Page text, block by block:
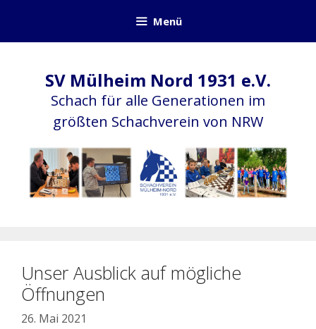
springen
Menü
SV Mülheim Nord 1931 e.V.
Schach für alle Generationen im
größten Schachverein von NRW
Unser Ausblick auf mögliche
Öffnungen
26. Mai 2021